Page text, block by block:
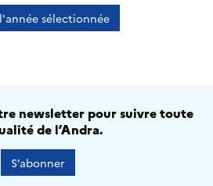
sélectionnée
newsletter pour suivre toute
de l’Andra.
S’abonner